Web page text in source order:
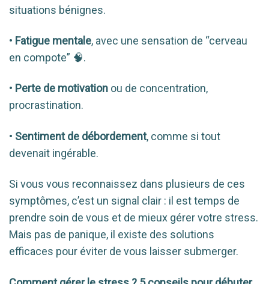
situations bénignes.
• Fatigue mentale, avec une sensation de “cerveau
en compote” 🧠.
• Perte de motivation ou de concentration,
procrastination.
• Sentiment de débordement, comme si tout
devenait ingérable.
Si vous vous reconnaissez dans plusieurs de ces
symptômes, c’est un signal clair : il est temps de
prendre soin de vous et de mieux gérer votre stress.
Mais pas de panique, il existe des solutions
efficaces pour éviter de vous laisser submerger.